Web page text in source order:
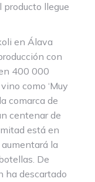
llegue
en Álava
con
400 000
como ‘Muy
comarca de
centenar de
está en
la
De
ha descartado